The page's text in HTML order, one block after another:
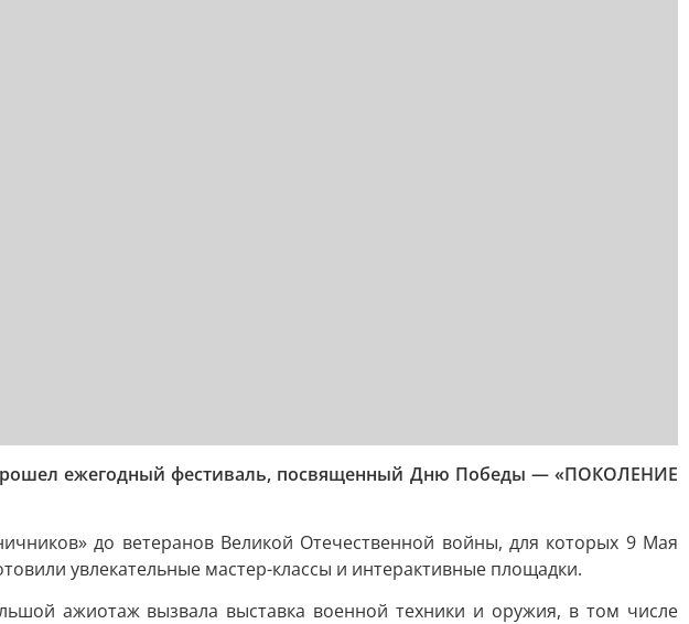
прошел ежегодный фестиваль, посвященный Дню Победы — «ПОКОЛЕНИЕ
до ветеранов Великой Отечественной войны, для которых 9 Мая
увлекательные мастер-классы и интерактивные площадки.
ажиотаж вызвала выставка военной техники и оружия, в том числе